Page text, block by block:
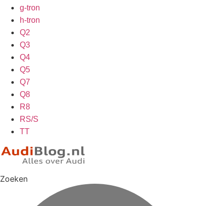
g-tron
h-tron
Q2
Q3
Q4
Q5
Q7
Q8
R8
RS/S
TT
Zoeken